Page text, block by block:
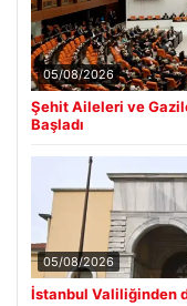
05/08/2026
Şehit Aileleri ve
Başladı
05/08/2026
İstanbul Valiliğinden